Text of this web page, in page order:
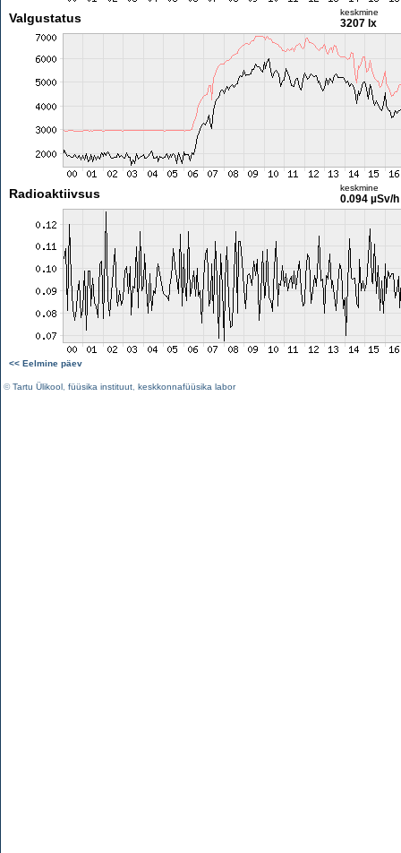
Valgustatus keskmine
3207 lx
Radioaktiivsus keskmine
0.094 µSv/h
<< Eelmine päev
©Tartu Ülikool füüsika instituut keskkonnafüüsika labor